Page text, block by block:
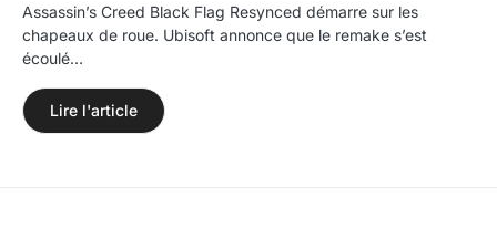
Assassin’s Creed Black Flag Resynced démarre sur les
chapeaux de roue. Ubisoft annonce que le remake s’est
écoulé…
Lire l'article